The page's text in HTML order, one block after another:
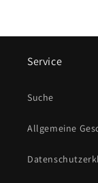
Service
Suche
Allgemeine